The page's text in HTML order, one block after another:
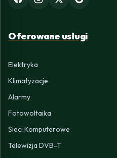
Oferowane usługi
Elektryka
Klimatyzacje
Alarmy
Fotowoltaika
Sieci Komputerowe
Telewizja DVB-T